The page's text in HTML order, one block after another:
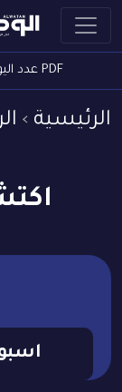
PDF عدد اليوم
الرئيسية